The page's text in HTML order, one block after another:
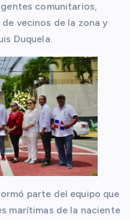
comunitarios,
vecinos de la zona y
Duquela.
parte del equipo que
marítimas de la naciente